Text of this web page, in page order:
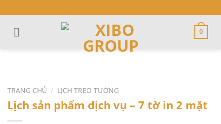
to
content
0
TRANG CHỦ / LỊCH TREO TƯỜNG
Lịch sản phẩm dịch vụ – 7 tờ in 2 mặt